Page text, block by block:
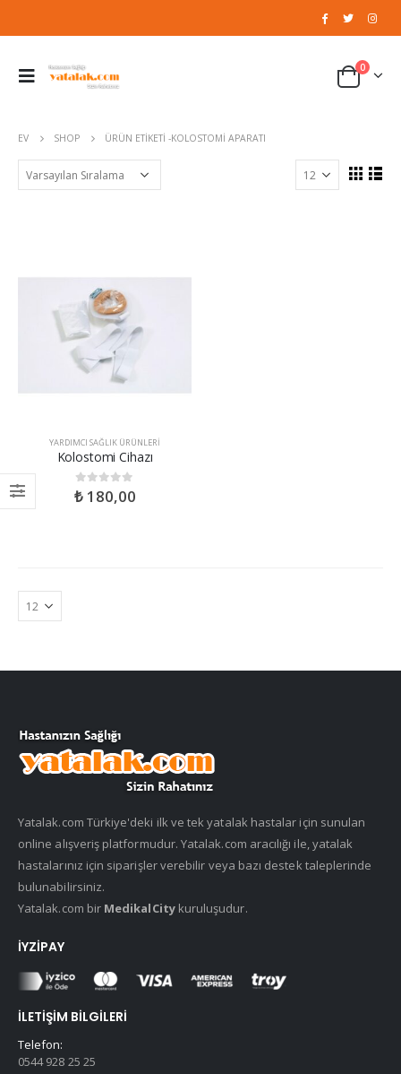
0
EV SHOP ÜRÜN ETIKETI -KOLOSTOMI APARATI
YARDIMCI SAĞLIK ÜRÜNLERI
Kolostomi Cihazı
0 out of 5
₺180,00
Yatalak.com Türkiye'deki ilk ve tek yatalak hastalar için sunulan
online alışveriş platformudur. Yatalak.com aracılığı ile, yatalak
hastalarınız için siparişler verebilir veya bazı destek taleplerinde
bulunabilirsiniz.
Yatalak.com bir MedikalCitykuruluşudur.
İYZIPAY
İLETIŞIM BILGILERI
Telefon:
0544 928 25 25